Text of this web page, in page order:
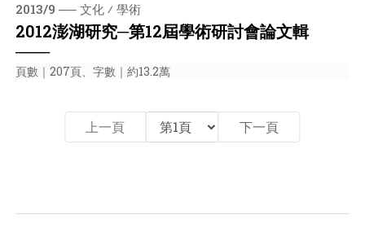
2013/9 ── 文化 ⁄ 學術
2012澎湖研究─第12屆學術研討會論文輯
───
頁數｜207頁、字數｜約13.2萬
上一頁 下一頁